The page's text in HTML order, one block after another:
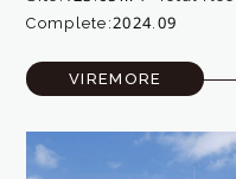
Complete:2024.09
VIREMORE